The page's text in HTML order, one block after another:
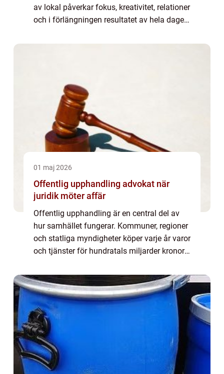
av lokal påverkar fokus, kreativitet, relationer
och i förlängningen resultatet av hela dagen.
en tydlig vändpunkt båd...
01 maj 2026
Offentlig upphandling advokat när
juridik möter affär
Offentlig upphandling är en central del av
hur samhället fungerar. Kommuner, regioner
och statliga myndigheter köper varje år varor
och tjänster för hundratals miljarder kronor.
stora risker. Reglerna är d...